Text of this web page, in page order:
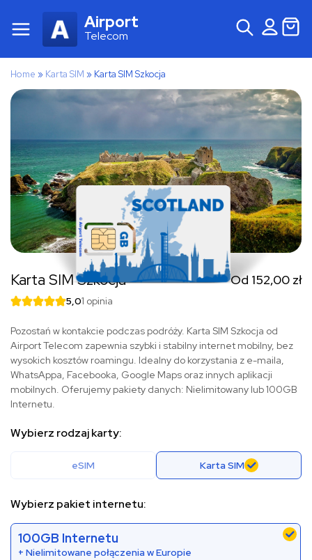
Airport
Telecom
Home » Karta SIM » Karta SIM Szkocja
Karta SIM Szkocja Od 152,00 zł
5,01 opinia
Pozostań w kontakcie podczas podróży. Karta SIM Szkocja od
Airport Telecom zapewnia szybki i stabilny internet mobilny, bez
wysokich kosztów roamingu. Idealny do korzystania z e-maila,
WhatsAppa, Facebooka, Google Maps oraz innych aplikacji
mobilnych. Oferujemy pakiety danych: Nielimitowany lub 100GB
Internetu.
Wybierz rodzaj karty:
eSIM Karta SIM
Wybierz pakiet internetu:
100GB Internetu
+ Nielimitowane połączenia w Europie